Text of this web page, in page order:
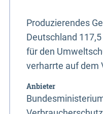
Produzierendes
Deutschland
für den
verharrte auf dem
Anbieter